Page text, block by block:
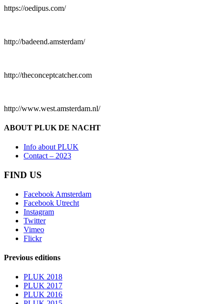
https://oedipus.com/
http://badeend.amsterdam/
http://theconceptcatcher.com
http://www.west.amsterdam.nl/
ABOUT PLUK DE NACHT
Info about PLUK
Contact – 2023
FIND US
Facebook Amsterdam
Facebook Utrecht
Instagram
Twitter
Vimeo
Flickr
Previous editions
PLUK 2018
PLUK 2017
PLUK 2016